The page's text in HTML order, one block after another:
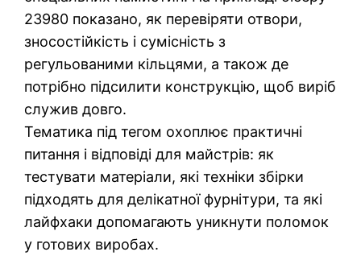
23980 показано, як перевіряти отвори,
зносостійкість і сумісність з
регульованими кільцями, а також де
потрібно підсилити конструкцію, щоб виріб
служив довго.
Тематика під тегом охоплює практичні
питання і відповіді для майстрів: як
тестувати матеріали, які техніки збірки
підходять для делікатної фурнітури, та які
лайфхаки допомагають уникнути поломок
у готових виробах.